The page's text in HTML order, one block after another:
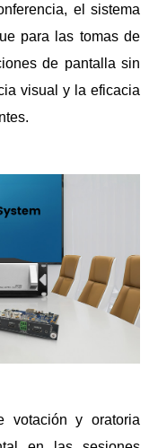
el sistema
para las tomas de
de pantalla sin
visual y la eficacia
votación y oratoria